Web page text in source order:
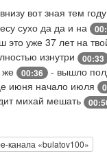
вот зная тем
сухо да да и на
это уже 37 лет на
изнутри
00:33
же
00:36 - вышло
июня начало июля
михай мешать
канала «bulatov100»